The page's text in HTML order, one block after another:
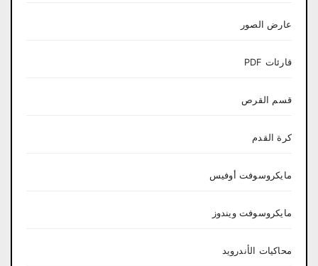
عارض الصور
قارئات PDF
قسم القرص
كرة القدم
مايكروسوفت أوفيس
مايكروسوفت ويندوز
محاكيات الأندرويد